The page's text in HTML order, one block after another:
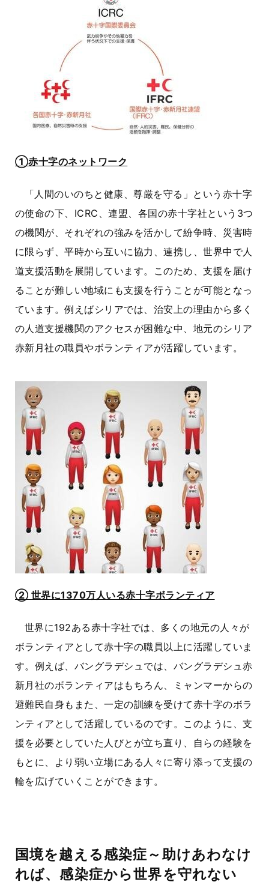
①赤十字のネットワーク
「人間のいのちと健康、尊厳を守る」という赤十字
の使命の下、ICRC、連盟、各国の赤十字社という3つ
の機関が、それぞれの強みを活かして紛争時、災害時
に限らず、平時から互いに協力、連携し、世界中で人
道支援活動を展開しています。このため、支援を届け
ることが難しい地域にも支援を行うことが可能となっ
ています。例えばシリアでは、治安上の理由から多く
の人道支援機関のアクセスが困難な中、地元のシリア
赤新月社の職員やボランティアが活躍しています。
② 世界に1370万人いる赤十字ボランティア
世界に192ある赤十字社では、多くの地元の人々が
ボランティアとして赤十字の職員以上に活躍していま
す。例えば、バングラデシュでは、バングラデシュ赤
新月社のボランティアはもちろん、ミャンマーからの
避難民自身もまた、一定の訓練を受けて赤十字のボラ
ンティアとして活躍しているのです。このように、支
援を必要としていた人びとが立ち直り、自らの経験を
もとに、より弱い立場にある人々に寄り添って支援の
輪を広げていくことができます。
国境を越える感染症～助けあわなけ
れば、感染症から世界を守れない